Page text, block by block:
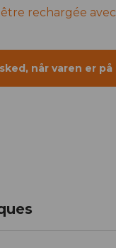
rechargée
når varen er